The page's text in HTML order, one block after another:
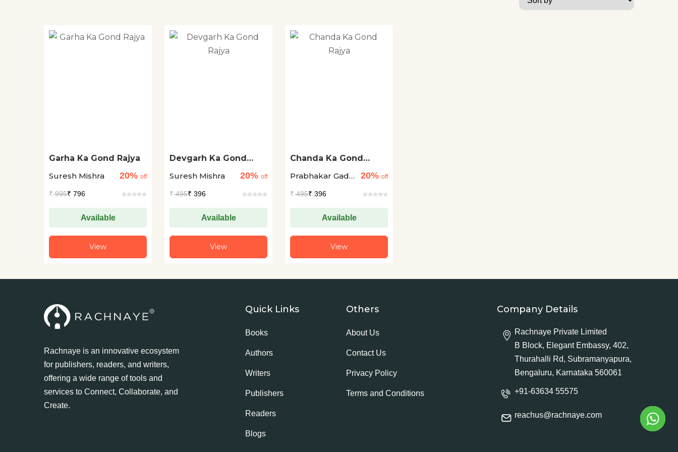
Garha Ka Gond Rajya
Suresh Mishra
20% off
₹995₹ 796
Available
View
Devgarh Ka Gond
Suresh Mishra
20% off
₹495₹ 396
Available
View
Chanda Ka Gond
Prabhakar Gadre
20% off
₹495₹ 396
Available
View
Rachnaye is an innovative ecosystem
for publishers, readers, and writers,
offering a wide range of tools and
services to Connect, Collaborate, and
Create.
Quick Links
Books
Authors
Writers
Publishers
Readers
Blogs
Others
About Us
Contact Us
Privacy Policy
Terms and Conditions
Company Details
Rachnaye Private Limited
B Block, Elegant Embassy, 402,
Thurahalli Rd, Subramanyapura,
Bengaluru, Karnataka 560061
+91-63634 55575
reachus@rachnaye.com